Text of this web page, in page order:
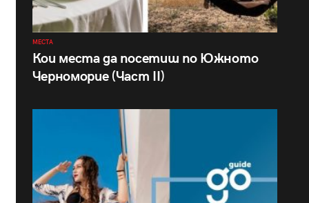
МЕСТА
Кои места да посетиш по Южното
Черноморие (Част II)